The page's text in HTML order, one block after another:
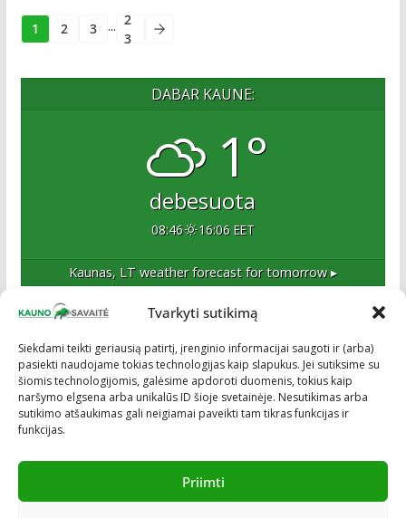
Tvarkyti sutikimą
Siekdami teikti geriausią patirtį, įrenginio informacijai saugoti ir (arba)
pasiekti naudojame tokias technologijas kaip slapukus. Jei sutiksime su
šiomis technologijomis, galėsime apdoroti duomenis, tokius kaip
naršymo elgsena arba unikalūs ID šioje svetainėje. Nesutikimas arba
sutikimo atšaukimas gali neigiamai paveikti tam tikras funkcijas ir
funkcijas.
Priimti
1 2 3 ... 2
3
DABAR KAUNE:
1°
debesuota
08:46 16:06 EET
Kaunas, LTweather forecast for tomorrow ▸
Esame naujas Kaune, tačiau veržlus ir profesionalus
kolektyvas. Ne naujokai žiniasklaidoje. Į Kauną
žengiame tvirtai įsitikinę savo sėkme.